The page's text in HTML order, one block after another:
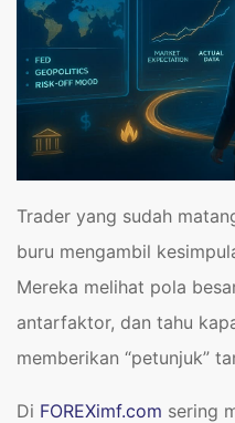
Trader yang sudah
buru mengambil
Mereka melihat pola
antarfaktor, dan tahu
memberikan “petunjuk”
Di FOREXimf.com sering